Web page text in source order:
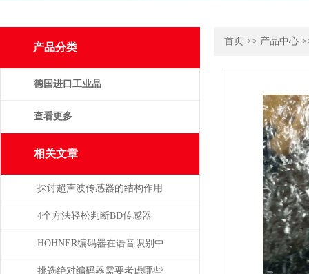
产品分类
德国进口工业品
查看更多
相关文章
探讨超声波传感器的结构作用
4个方法轻松判断BD传感器
DMP的好坏，不信试一试
HOHNER编码器在语音识别中
有什么应用
挑选绝对编码器需要考虑哪些
首页 >> 产品中心